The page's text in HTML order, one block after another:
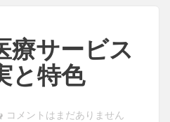
療サービス
と特色
コメントはまだありません